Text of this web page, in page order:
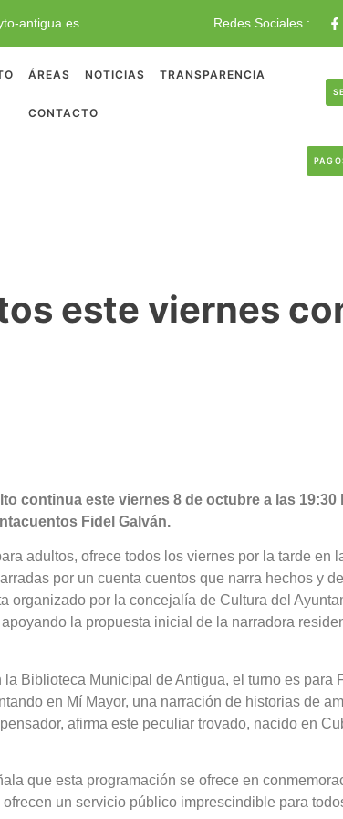
antigua.es Redes Sociales :
ÁREAS NOTICIAS TRANSPARENCIA
CONTACTO
este viernes
continua este viernes 8 de octubre a las 19:30
Fidel Galván.
adultos, ofrece todos los viernes por la tarde en
por un cuenta cuentos que narra hechos y
organizado por la concejalía de Cultura del
la propuesta inicial de la narradora
Biblioteca Municipal de Antigua, el turno es para
en Mí Mayor, una narración de historias de
afirma este peculiar trovado, nacido en
que esta programación se ofrece en
un servicio público imprescindible para